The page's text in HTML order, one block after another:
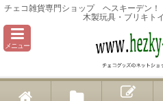
チェコ雑貨専門ショップ ヘスキーデン
木製玩具・ブリキト
メニュー